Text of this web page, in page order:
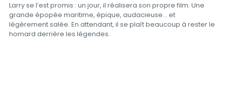
Larry se l’est promis : un jour, il réalisera son propre film. Une
grande épopée maritime, épique, audacieuse… et
légèrement salée. En attendant, il se plaît beaucoup à rester le
homard derrière les légendes.